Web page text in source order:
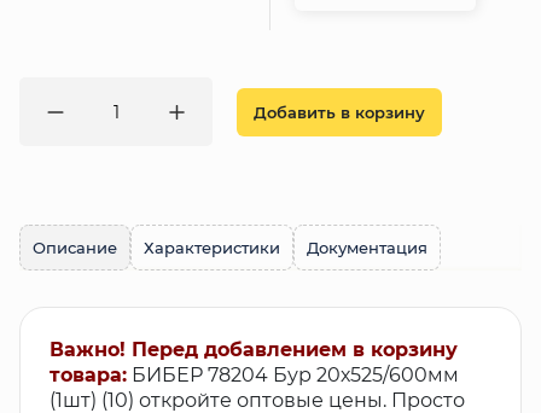
Добавить в корзину
Описание Характеристики Документация
Важно! Перед добавлением в корзину
товара: БИБЕР 78204 Бур 20х525/600мм
(1шт) (10) откройте оптовые цены. Просто